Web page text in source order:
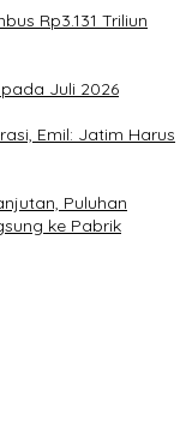
Rp3.131 Triliun
pada Juli 2026
Emil: Jatim Harus
Puluhan
ke Pabrik